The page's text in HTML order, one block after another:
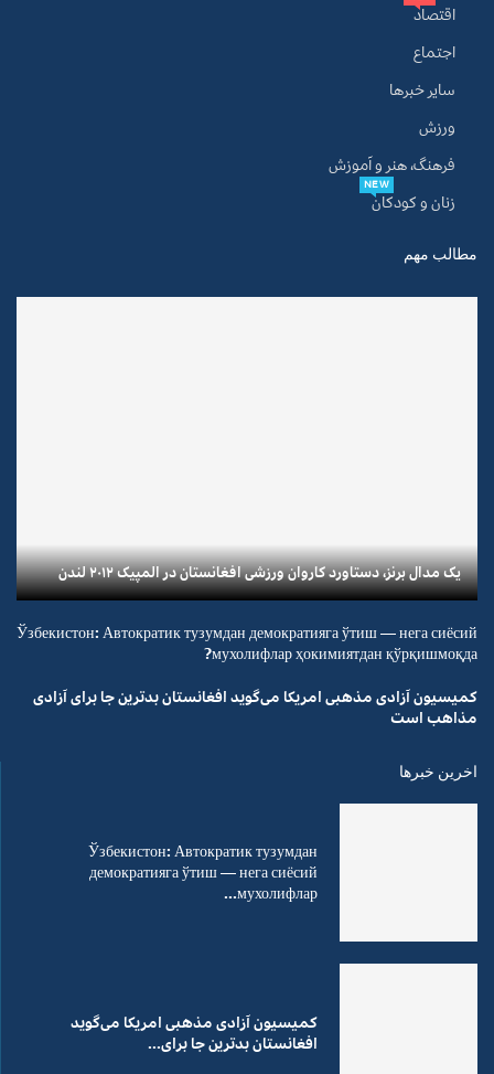
اقتصاد
اجتماع
سایر خبرها
ورزش
فرهنگ، هنر و آموزش
زنان و کودکان
NEW
مطالب مهم
یک مدال برنز، دستاورد کاروان ورزشی افغانستان در المپیک ۲۰۱۲ لندن
Ўзбекистон: Автократик тузумдан демократияга ўтиш — нега сиёсий
мухолифлар ҳокимиятдан қўрқишмоқда?
کمیسیون آزادی مذهبی امریکا می‌گوید افغانستان بدترین جا برای آزادی
مذاهب است
اخرین خبرها
Ўзбекистон: Автократик тузумдан
демократияга ўтиш — нега сиёсий
мухолифлар...
کمیسیون آزادی مذهبی امریکا می‌گوید
افغانستان بدترین جا برای...